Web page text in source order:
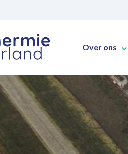
Over ons